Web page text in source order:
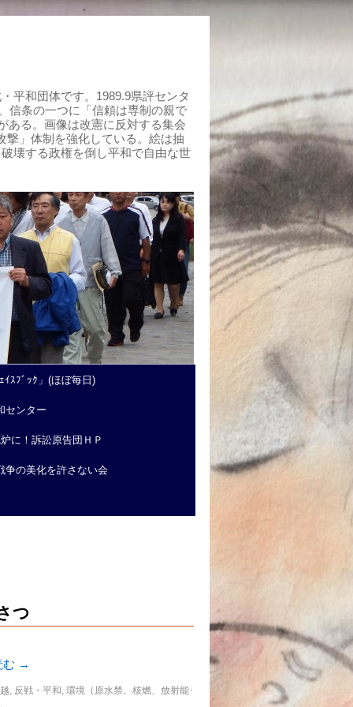
平和団体です。1989.9県評センタ
信条の一つに「信頼は専制の親で
ある。画像は改憲に反対する集会
撃」体制を強化している。絵は抽
壊する政権を倒し平和で自由な世
ｲｽﾌﾞｯｸ」(ほぼ毎日)
ンター
に！訴訟原告団ＨＰ
の美化を許さない会
つ
む →
, 反戦・平和, 環境（原水禁、核燃、放射能･